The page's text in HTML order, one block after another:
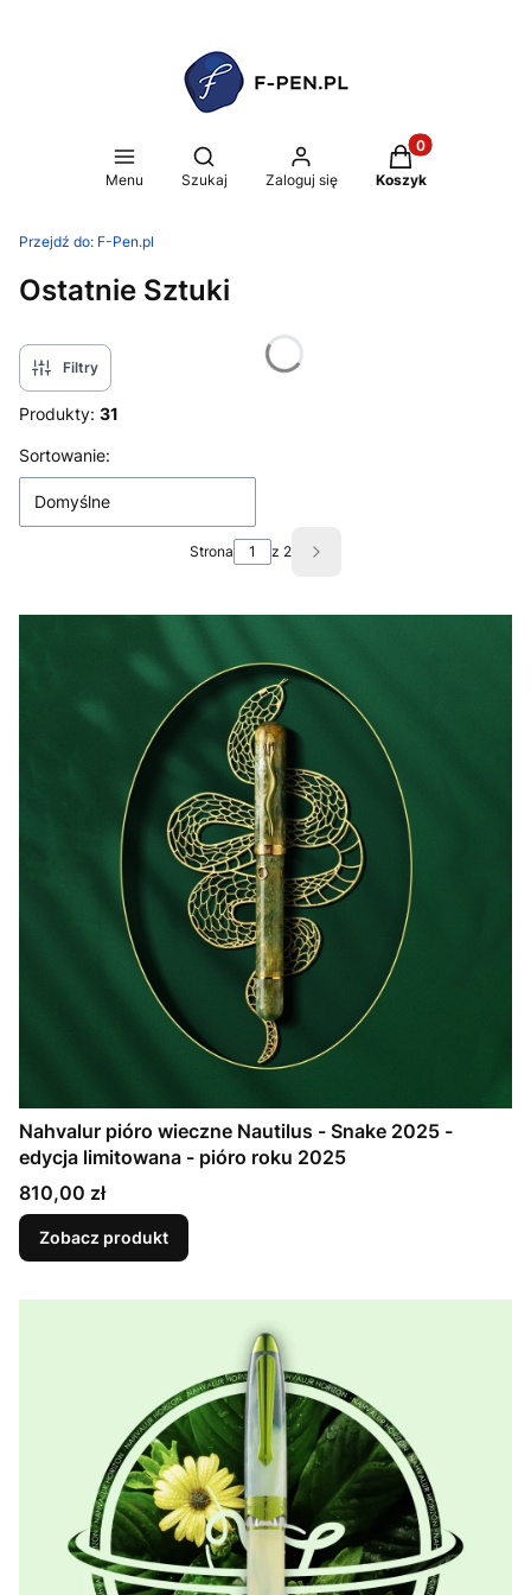
Menu
Otwórz wyszukiwarkę
Szukaj Zaloguj się
Produkty w
Koszyk
Przejdź do: F-Pen.pl
Ostatnie Sztuki
Filtry
Produkty: 31
Lista produktów
Sortowanie:
Domyślne
Strona z 2 Następne produkty
Nahvalur pióro wieczne Nautilus - Snake 2025 -
edycja limitowana - pióro roku 2025
Cena
810,00 zł
Zobacz produkt